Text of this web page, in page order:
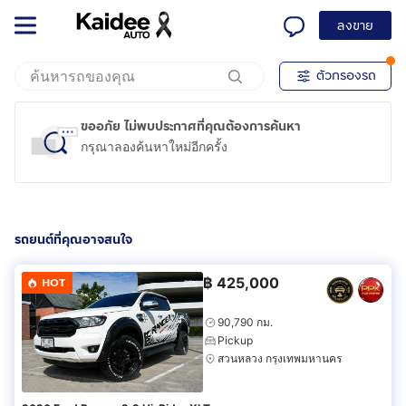
ลงขาย
ตัวกรองรถ
ขออภัย ไม่พบประกาศที่คุณต้องการค้นหา
กรุณาลองค้นหาใหม่อีกครั้ง
รถยนต์ที่คุณอาจสนใจ
HOT ฿ 425,000
90,790 กม.
Pickup
สวนหลวง กรุงเทพมหานคร